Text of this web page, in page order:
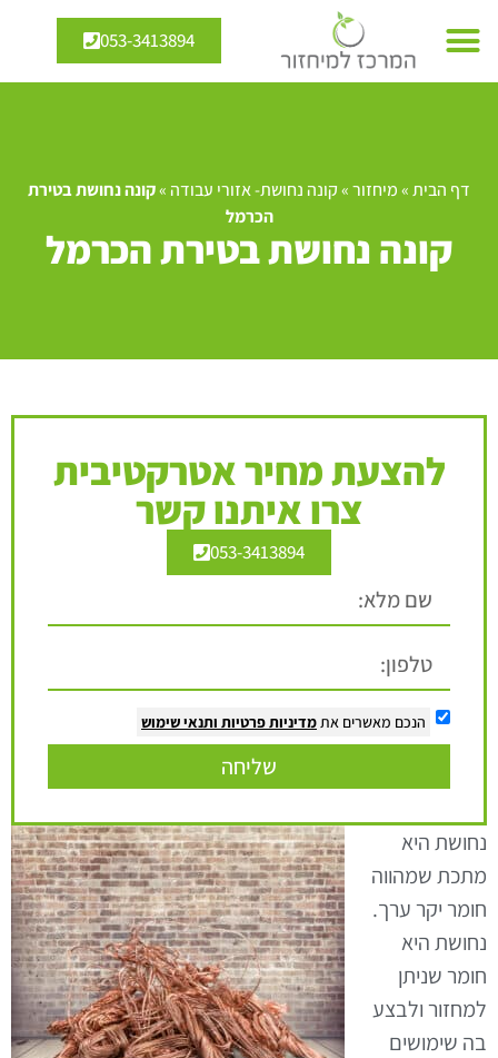
053-3413894
דף הבית»מיחזור»קונה נחושת- אזורי עבודה »קונה נחושת בטירת
הכרמל
קונה נחושת בטירת הכרמל
להצעת מחיר אטרקטיבית
צרו איתנו קשר
053-3413894
הנכם מאשרים את מדיניות פרטיות ותנאי שימוש
שליחה
נחושת היא
מתכת שמהווה
חומר יקר ערך.
נחושת היא
חומר שניתן
למחזור ולבצע
בה שימושים